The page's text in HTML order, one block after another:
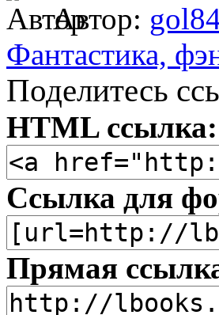
Автор:
Фантастика,
Поделитесь
HTML ссылка:
Ссылка для
Прямая